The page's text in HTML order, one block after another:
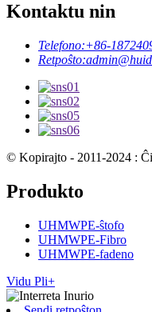
Kontaktu nin
Telefono:+86-
Retpoŝto:
© Kopirajto - 2011-2024 :
Produkto
UHMWPE-ŝtofo
UHMWPE-Fibro
UHMWPE-fadeno
Vidu Pli+